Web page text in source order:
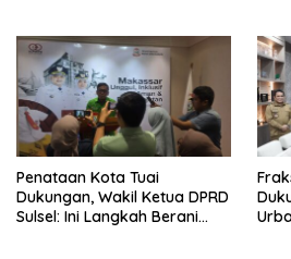
Penataan Kota Tuai
Dukungan, Wakil Ketua DPRD
Sulsel: Ini Langkah Berani